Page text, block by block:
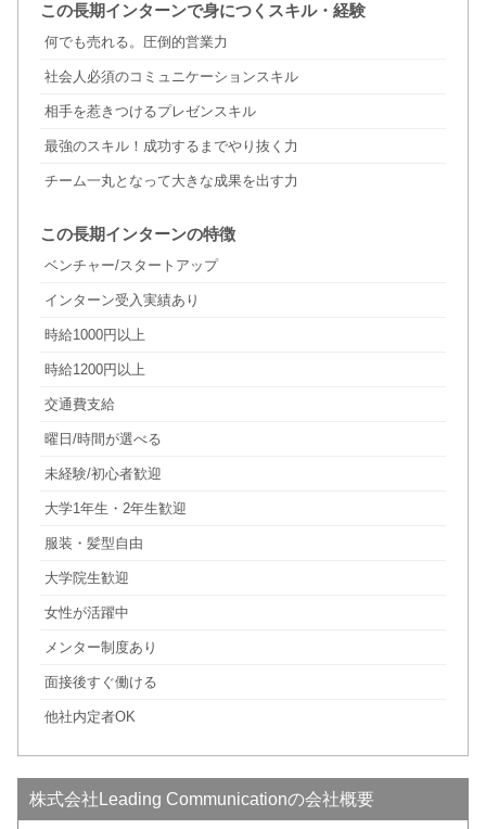
この長期インターンで身につくスキル・経験
何でも売れる。圧倒的営業力
社会人必須のコミュニケーションスキル
相手を惹きつけるプレゼンスキル
最強のスキル！成功するまでやり抜く力
チーム一丸となって大きな成果を出す力
この長期インターンの特徴
ベンチャー/スタートアップ
インターン受入実績あり
時給1000円以上
時給1200円以上
交通費支給
曜日/時間が選べる
未経験/初心者歓迎
大学1年生・2年生歓迎
服装・髪型自由
大学院生歓迎
女性が活躍中
メンター制度あり
面接後すぐ働ける
他社内定者OK
株式会社Leading Communicationの会社概要